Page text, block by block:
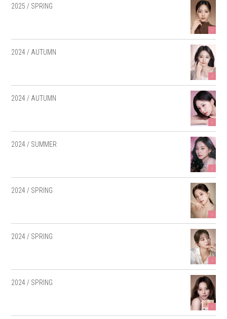
2025 / SPRING
2024 / AUTUMN
2024 / AUTUMN
2024 / SUMMER
2024 / SPRING
2024 / SPRING
2024 / SPRING